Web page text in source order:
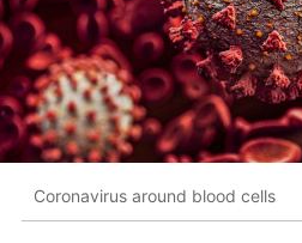
Coronavirus around blood cells